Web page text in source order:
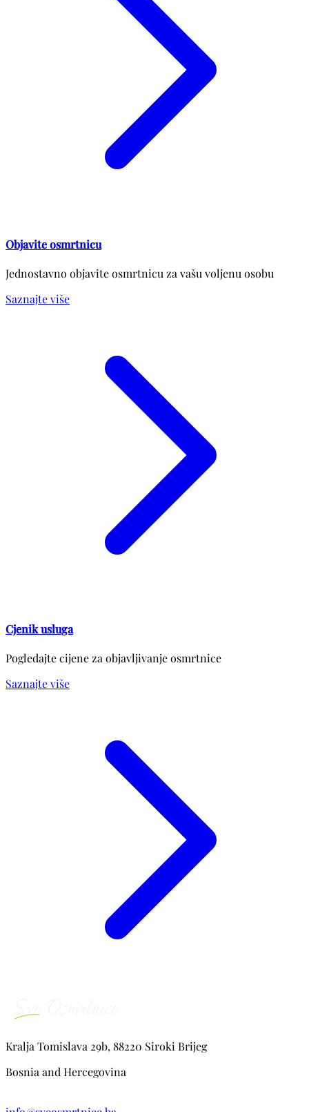
Objavite osmrtnicu
Jednostavno objavite osmrtnicu za vašu voljenu osobu
Saznajte više
Cjenik usluga
Pogledajte cijene za objavljivanje osmrtnice
Saznajte više
Kralja Tomislava 29b, 88220 Siroki Brijeg
Bosnia and Hercegovina